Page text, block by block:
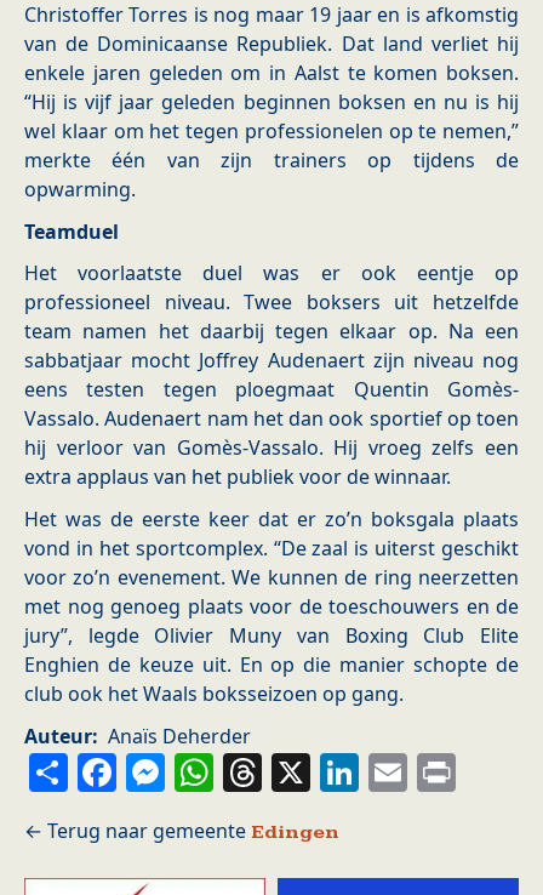
Christoffer Torres is nog maar 19 jaar en is afkomstig
van de Dominicaanse Republiek. Dat land verliet hij
enkele jaren geleden om in Aalst te komen boksen.
“Hij is vijf jaar geleden beginnen boksen en nu is hij
wel klaar om het tegen professionelen op te nemen,”
merkte één van zijn trainers op tijdens de
opwarming.
Teamduel
Het voorlaatste duel was er ook eentje op
professioneel niveau. Twee boksers uit hetzelfde
team namen het daarbij tegen elkaar op. Na een
sabbatjaar mocht Joffrey Audenaert zijn niveau nog
eens testen tegen ploegmaat Quentin Gomès-
Vassalo. Audenaert nam het dan ook sportief op toen
hij verloor van Gomès-Vassalo. Hij vroeg zelfs een
extra applaus van het publiek voor de winnaar.
Het was de eerste keer dat er zo’n boksgala plaats
vond in het sportcomplex. “De zaal is uiterst geschikt
voor zo’n evenement. We kunnen de ring neerzetten
met nog genoeg plaats voor de toeschouwers en de
jury”, legde Olivier Muny van Boxing Club Elite
Enghien de keuze uit. En op die manier schopte de
club ook het Waals boksseizoen op gang.
Auteur Anaïs Deherder
ShareFacebook
Messenger
WhatsApp
Threads
X LinkedIn
Email
Edingen